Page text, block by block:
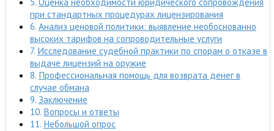
при стандартных процедурах лицензирования
Анализ ценовой политики: выявление необоснованно
высоких тарифов на сопроводительные услуги
Исследование судебной практики по спорам о отказе в
выдаче лицензий на оружие
Профессиональная помощь для возврата денег в
случае обмана
Заключение
Вопросы и ответы
Небольшой опрос